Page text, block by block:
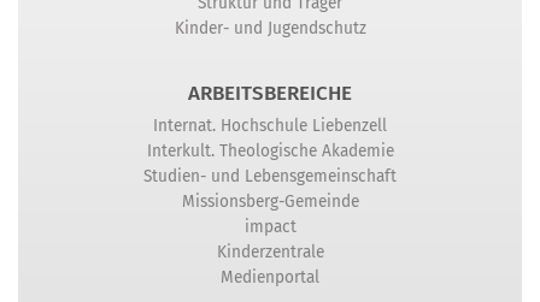
Kinder- und Jugendschutz
ARBEITSBEREICHE
Internat. Hochschule Liebenzell
Interkult. Theologische Akademie
Studien- und Lebensgemeinschaft
Missionsberg-Gemeinde
impact
Kinderzentrale
Medienportal